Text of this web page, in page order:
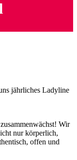
jährliches Ladyline
Wir
nur körperlich,
offen und